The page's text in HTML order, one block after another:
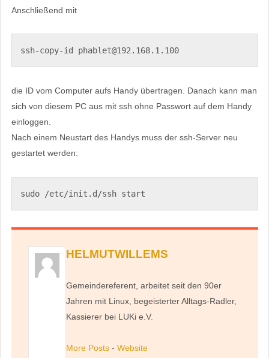
Anschließend mit
ssh-copy-id phablet@192.168.1.100
die ID vom Computer aufs Handy übertragen. Danach kann man
sich von diesem PC aus mit ssh ohne Passwort auf dem Handy
einloggen.
Nach einem Neustart des Handys muss der ssh-Server neu
gestartet werden:
sudo /etc/init.d/ssh start
HELMUTWILLEMS
Gemeindereferent, arbeitet seit den 90er
Jahren mit Linux, begeisterter Alltags-Radler,
Kassierer bei LUKi e.V.
More Posts -Website